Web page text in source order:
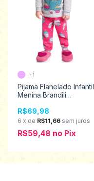
Pijama Flanelado Infantil
Menina Brandili
R$69,98
6 x de R$11,66 sem juros
R$59,48 no Pix
+1